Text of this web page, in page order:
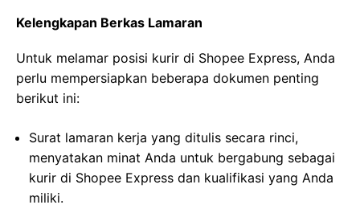
Kelengkapan Berkas Lamaran
Untuk melamar posisi kurir di Shopee Express, Anda
perlu mempersiapkan beberapa dokumen penting
berikut ini:
Surat lamaran kerja yang ditulis secara rinci,
menyatakan minat Anda untuk bergabung sebagai
kurir di Shopee Express dan kualifikasi yang Anda
miliki.